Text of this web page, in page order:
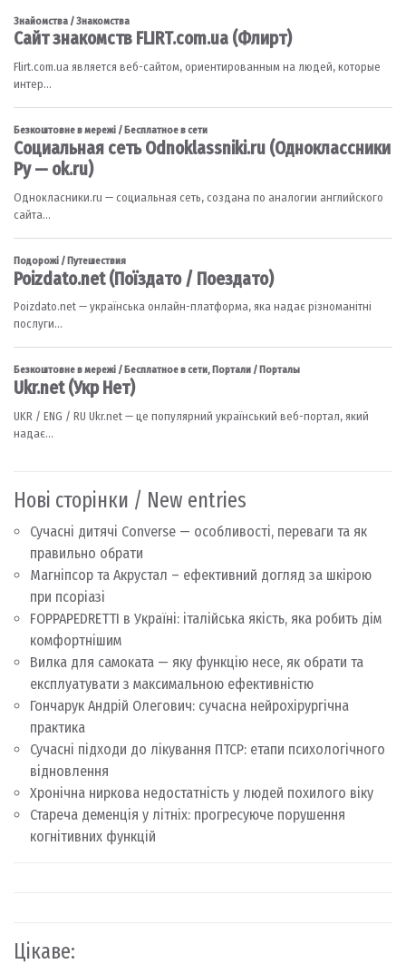
Нові сторінки / New entries
Сучасні дитячі Converse — особливості, переваги та як
правильно обрати
Магніпсор та Акрустал – ефективний догляд за шкірою
при псоріазі
FOPPAPEDRETTI в Україні: італійська якість, яка робить дім
комфортнішим
Вилка для самоката — яку функцію несе, як обрати та
експлуатувати з максимальною ефективністю
Гончарук Андрій Олегович: сучасна нейрохірургічна
практика
Сучасні підходи до лікування ПТСР: етапи психологічного
відновлення
Хронічна ниркова недостатність у людей похилого віку
Стареча деменція у літніх: прогресуюче порушення
когнітивних функцій
Цікаве: